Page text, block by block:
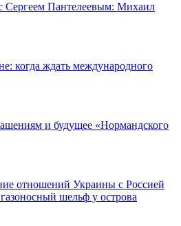
Сергеем Пантелеевым: Михаил
когда ждать международного
и будущее «Нормандского
отношений Украины с Россией
шельф у острова